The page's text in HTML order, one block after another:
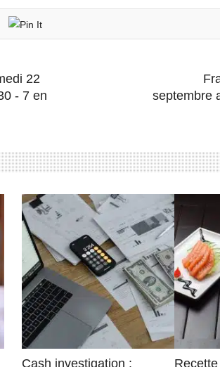
22
- 7 en
septembre
Cash investigation :